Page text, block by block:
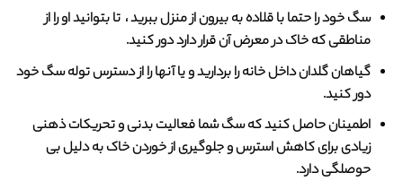
سگ خود را حتما با قلاده به بیرون از منزل ببرید ، تا بتوانید او را از
مناطقی که خاک در معرض آن قرار دارد دور کنید.
گیاهان گلدان داخل خانه را بردارید و یا آنها را از دسترس توله سگ خود
دور کنید.
اطمینان حاصل کنید که سگ شما فعالیت بدنی و تحریکات ذهنی
زیادی برای کاهش استرس و جلوگیری از خوردن خاک به دلیل بی
حوصلگی دارد.